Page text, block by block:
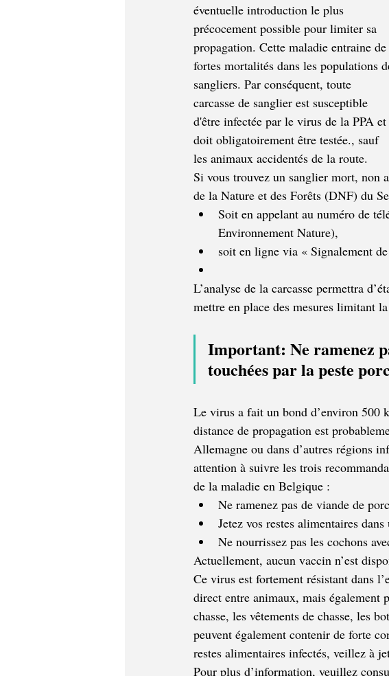
éventuelle introduction le plus
précocement possible pour limiter sa
propagation. Cette maladie entraine de
fortes mortalités dans les populations
sangliers. Par conséquent, toute
carcasse de sanglier est susceptible
d'être infectée par le virus de la PPA et
doit obligatoirement être testée., sauf
les animaux accidentés de la route.
Si vous trouvez un sanglier mort, non
de la Nature et des Forêts (DNF) du
Soit en appelant au numéro de
Environnement Nature),
soit en ligne via « Signalement
L’analyse de la carcasse permettra
mettre en place des mesures limitant
Important: Ne ramenez
touchées par la peste
Le virus a fait un bond d’environ 500
distance de propagation est
Allemagne ou dans d’autres régions
attention à suivre les trois
de la maladie en Belgique :
Ne ramenez pas de viande de
Jetez vos restes alimentaires
Ne nourrissez pas les cochons
Actuellement, aucun vaccin n’est
Ce virus est fortement résistant dans
direct entre animaux, mais également
chasse, les vêtements de chasse, les
peuvent également contenir de forte
restes alimentaires infectés, veillez à
Pour plus d’information, veuillez